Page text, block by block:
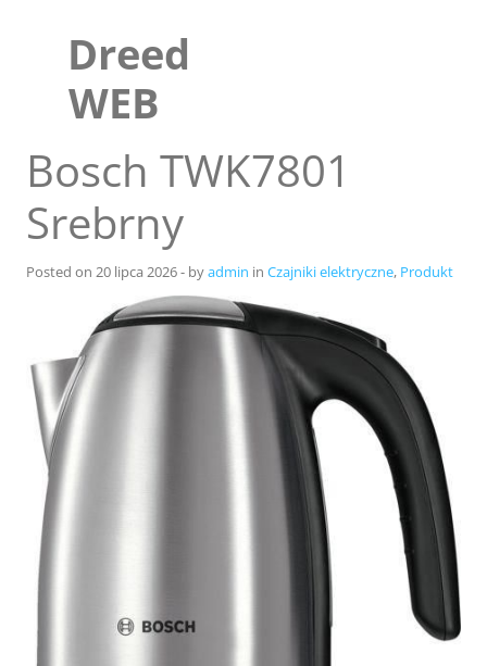
Dreed
WEB
Sklep
Blog
Bosch TWK7801
Srebrny
Posted on 20 lipca 2026- byadmin in Czajniki elektryczne, Produkt